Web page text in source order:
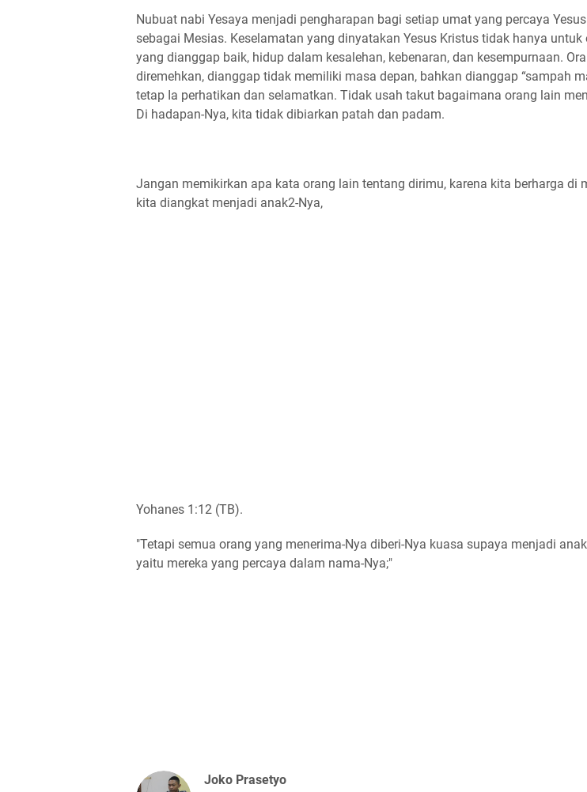
Nubuat nabi Yesaya menjadi pengharapan bagi setiap umat yang percaya
sebagai Mesias. Keselamatan yang dinyatakan Yesus Kristus tidak hanya untuk
yang dianggap baik, hidup dalam kesalehan, kebenaran, dan kesempurnaan.
diremehkan, dianggap tidak memiliki masa depan, bahkan dianggap “sampah
tetap Ia perhatikan dan selamatkan. Tidak usah takut bagaimana orang lain
Di hadapan-Nya, kita tidak dibiarkan patah dan padam.
Jangan memikirkan apa kata orang lain tentang dirimu, karena kita berharga di
kita diangkat menjadi anak2-Nya,
Yohanes 1:12 (TB).
"Tetapi semua orang yang menerima-Nya diberi-Nya kuasa supaya menjadi
yaitu mereka yang percaya dalam nama-Nya;"
Joko Prasetyo